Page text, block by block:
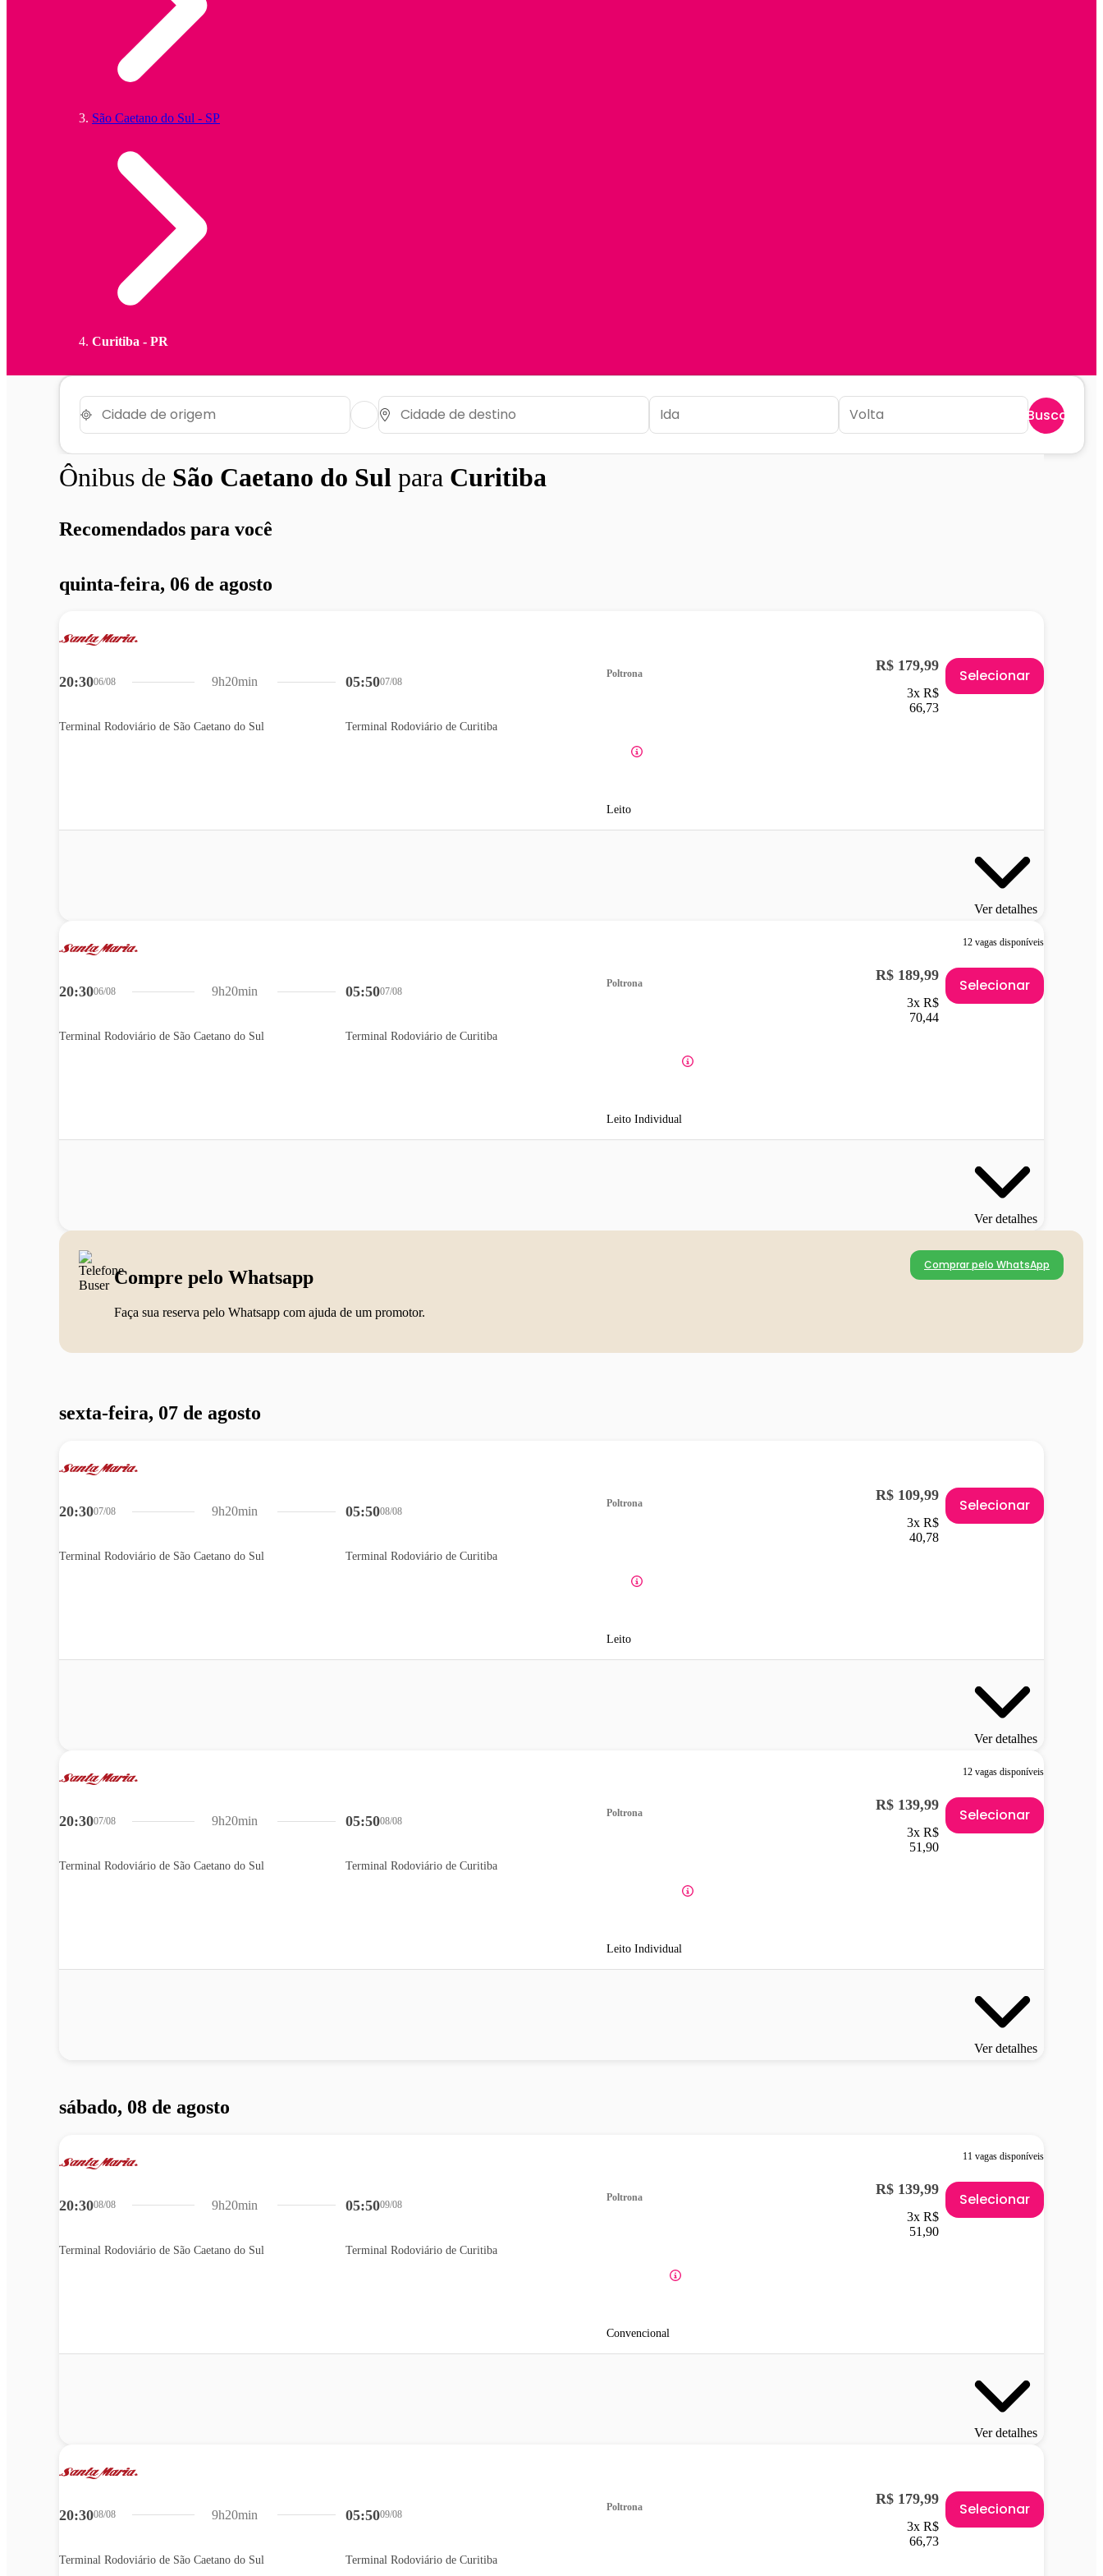
São Caetano do Sul - SP
Curitiba - PR
Buscar
Ônibus de São Caetano do Sul para Curitiba
Recomendados para você
quinta-feira, 06 de agosto
20:3006/08
Terminal Rodoviário de São Caetano do Sul
05:5007/08
Terminal Rodoviário de Curitiba
9h20min
Poltrona
Leito
R$ 179,99
3x R$
66,73
Selecionar
Ver detalhes
12 vagas disponíveis
20:3006/08
Terminal Rodoviário de São Caetano do Sul
05:5007/08
Terminal Rodoviário de Curitiba
9h20min
Poltrona
Leito Individual
R$ 189,99
3x R$
70,44
Selecionar
Ver detalhes
Compre pelo Whatsapp
Faça sua reserva pelo Whatsapp com ajuda de um promotor.
Comprar pelo WhatsApp
sexta-feira, 07 de agosto
20:3007/08
Terminal Rodoviário de São Caetano do Sul
05:5008/08
Terminal Rodoviário de Curitiba
9h20min
Poltrona
Leito
R$ 109,99
3x R$
40,78
Selecionar
Ver detalhes
12 vagas disponíveis
20:3007/08
Terminal Rodoviário de São Caetano do Sul
05:5008/08
Terminal Rodoviário de Curitiba
9h20min
Poltrona
Leito Individual
R$ 139,99
3x R$
51,90
Selecionar
Ver detalhes
sábado, 08 de agosto
11 vagas disponíveis
20:3008/08
Terminal Rodoviário de São Caetano do Sul
05:5009/08
Terminal Rodoviário de Curitiba
9h20min
Poltrona
Convencional
R$ 139,99
3x R$
51,90
Selecionar
Ver detalhes
20:3008/08
Terminal Rodoviário de São Caetano do Sul
05:5009/08
Terminal Rodoviário de Curitiba
9h20min
Poltrona R$ 179,99
3x R$
66,73
Selecionar